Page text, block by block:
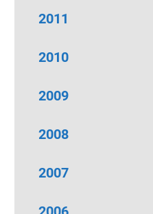
2011
2010
2009
2008
2007